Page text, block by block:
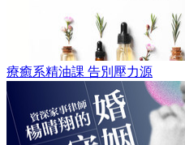
療癒系精油課 告別壓力源